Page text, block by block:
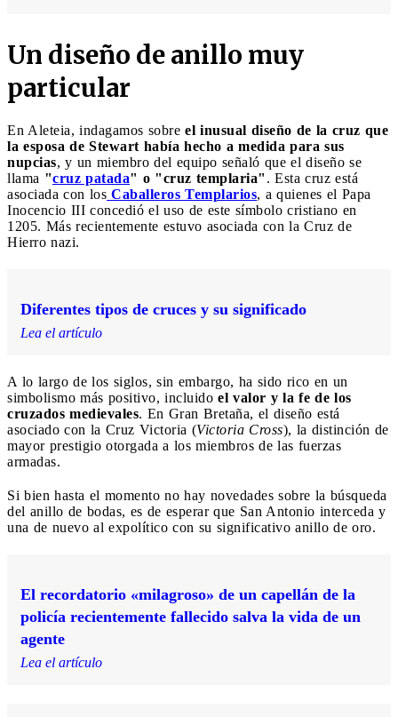
Un diseño de anillo muy
particular
En Aleteia, indagamos sobre el inusual diseño de la cruz que
la esposa de Stewart había hecho a medida para sus
nupcias, y un miembro del equipo señaló que el diseño se
llama "cruz patada" o "cruz templaria" . Esta cruz está
asociada con los Caballeros Templarios, a quienes el Papa
Inocencio III concedió el uso de este símbolo cristiano en
1205. Más recientemente estuvo asociada con la Cruz de
Hierro nazi.
Diferentes tipos de cruces y su significado
Lea el artículo
A lo largo de los siglos, sin embargo, ha sido rico en un
simbolismo más positivo, incluido el valor y la fe de los
cruzados medievales. En Gran Bretaña, el diseño está
asociado con la Cruz Victoria (Victoria Cross), la distinción de
mayor prestigio otorgada a los miembros de las fuerzas
armadas.
Si bien hasta el momento no hay novedades sobre la búsqueda
del anillo de bodas, es de esperar que San Antonio interceda y
una de nuevo al expolítico con su significativo anillo de oro.
El recordatorio «milagroso» de un capellán de la
policía recientemente fallecido salva la vida de un
agente
Lea el artículo